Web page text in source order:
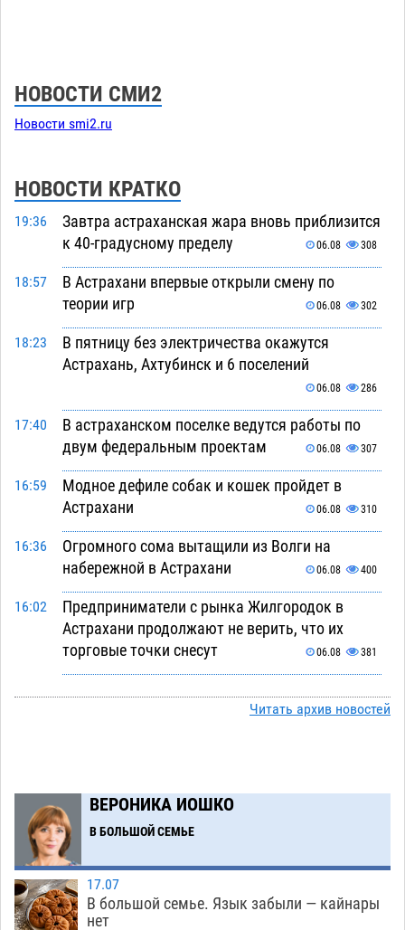
НОВОСТИ СМИ2
Новости smi2.ru
НОВОСТИ КРАТКО
19:36
Завтра астраханская жара вновь приблизится
к 40-градусному пределу
06.08 308
18:57
В Астрахани впервые открыли смену по
теории игр
06.08 302
18:23
В пятницу без электричества окажутся
Астрахань, Ахтубинск и 6 поселений
06.08 286
17:40
В астраханском поселке ведутся работы по
двум федеральным проектам
06.08 307
16:59
Модное дефиле собак и кошек пройдет в
Астрахани
06.08 310
16:36
Огромного сома вытащили из Волги на
набережной в Астрахани
06.08 400
16:02
Предприниматели с рынка Жилгородок в
Астрахани продолжают не верить, что их
торговые точки снесут
06.08 381
на новой серебряной монете Банка России
в музее Пушкина в Москве
06.08 278
13:50
Мэрия Астрахани переводит городские
зеленые зоны на автоматический полив
13:13
Скончался второй ребенок после пожара в
Читать архив новостей
ВЕРОНИКА ИОШКО
В БОЛЬШОЙ СЕМЬЕ
17.07
В большой семье. Язык забыли — кайнары
нет